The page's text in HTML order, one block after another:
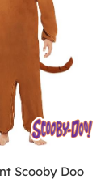
Scooby Doo